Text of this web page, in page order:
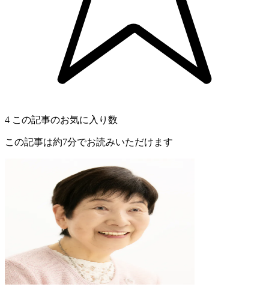
4 この記事のお気に入り数
この記事は約7分でお読みいただけます